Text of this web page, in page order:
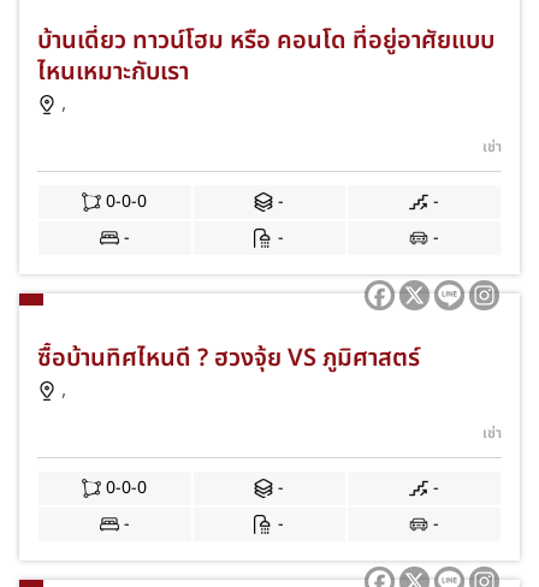
บ้านเดี่ยว ทาวน์โฮม หรือ คอนโด ที่อยู่อาศัยแบบ
ไหนเหมาะกับเรา
,
เช่า
0-0-0 -
-
-
- -
ซื้อบ้านทิศไหนดี ? ฮวงจุ้ย VS ภูมิศาสตร์
,
เช่า
0-0-0 -
-
-
- -